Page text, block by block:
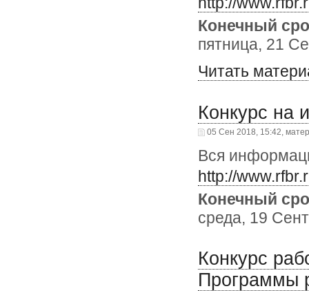
Конечный
пятница, 21
Читать
Конкурс на
05 Сен 2018, 15:42,
Вся
http://
Конечный
среда, 19
Конкурс
Программы